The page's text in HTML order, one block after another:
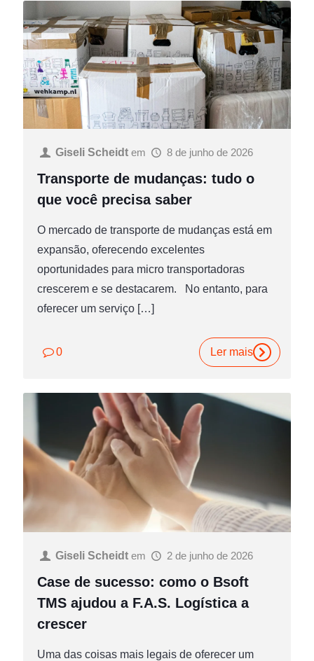
Giseli Scheidt em 8 de junho de 2026
Transporte de mudanças: tudo o
que você precisa saber
O mercado de transporte de mudanças está em
expansão, oferecendo excelentes
oportunidades para micro transportadoras
crescerem e se destacarem. No entanto, para
oferecer um serviço […]
0 Ler mais
Giseli Scheidt em 2 de junho de 2026
Case de sucesso: como o Bsoft
TMS ajudou a F.A.S. Logística a
crescer
Uma das coisas mais legais de oferecer um